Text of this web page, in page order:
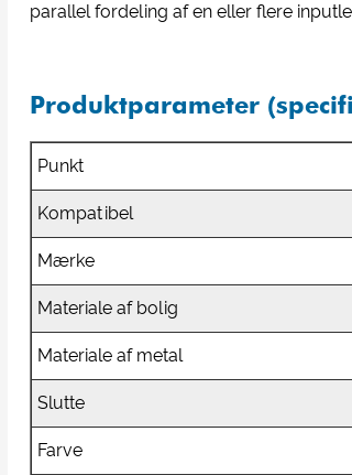
parallel fordeling af en eller flere
Produktparameter
Punkt
Kompatibel
Mærke
Materiale af bolig
Materiale af metal
Slutte
Farve